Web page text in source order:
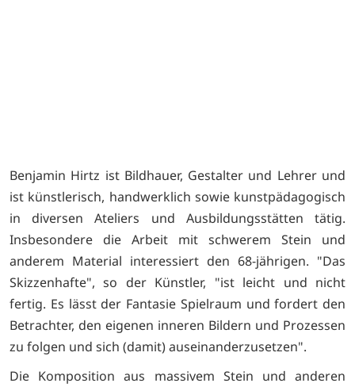
Benjamin Hirtz ist Bildhauer, Gestalter und Lehrer und
ist künstlerisch, handwerklich sowie kunstpädagogisch
in diversen Ateliers und Ausbildungsstätten tätig.
Insbesondere die Arbeit mit schwerem Stein und
anderem Material interessiert den 68-jährigen. "Das
Skizzenhafte", so der Künstler, "ist leicht und nicht
fertig. Es lässt der Fantasie Spielraum und fordert den
Betrachter, den eigenen inneren Bildern und Prozessen
zu folgen und sich (damit) auseinanderzusetzen".
Die Komposition aus massivem Stein und anderen